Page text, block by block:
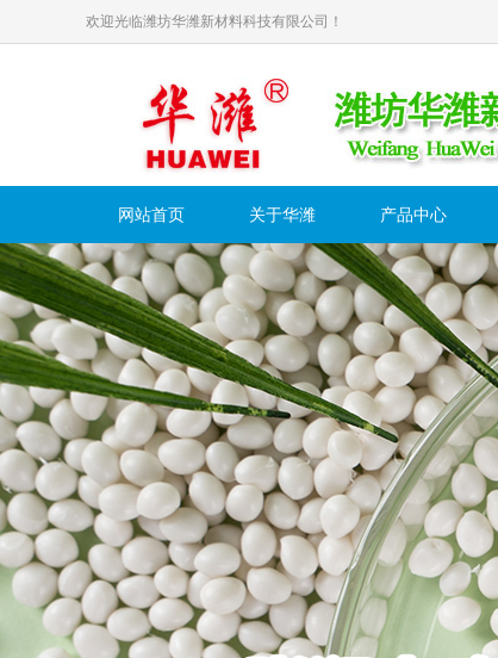
欢迎光临潍坊华潍新材料科技有限公司！
网站首页 关于华潍 产品中心